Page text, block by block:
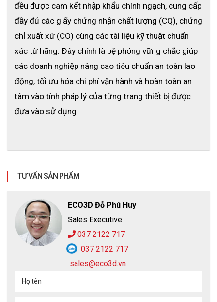
hoặc lòng có thể bay hơi một cách tự nhiên khi tiếp xúc
với áp suất khí quyển ở nhiệt độ thường)
Trong khi GasAlertMicro 5 IR sử dụng cảm biến NDIR để
theo dõi nồng độ CO2. Thích ứng với nhiều ứng dụng, là
lựa chọn sử dụng lâu dài của nhiều người dùng
Có thể cài mật khẩu để ngăn chặn người lạ cài đặt trái
phép
Tương thích với hệ thống kiểm tra và hiệu chuẩn tự
động BW’s MicroDock II
Có thể sử dụng pin sạc hoặc pin Ankaline
Bộ sạc trên xe ô tô
đều được cam kết nhập khẩu chính ngạch, cung cấp
đầy đủ các giấy chứng nhận chất lượng (CQ), chứng
chỉ xuất xứ (CO) cùng các tài liệu kỹ thuật chuẩn
xác từ hãng. Đây chính là bệ phóng vững chắc giúp
các doanh nghiệp nâng cao tiêu chuẩn an toàn lao
động, tối ưu hóa chi phí vận hành và hoàn toàn an
tâm vào tính pháp lý của từng trang thiết bị được
đưa vào sử dụng
TƯ VẤN SẢN PHẨM
ECO3D Đỗ Phú Huy
Sales Executive
037 2122 717
037 2122 717
sales@eco3d.vn
Họ tên